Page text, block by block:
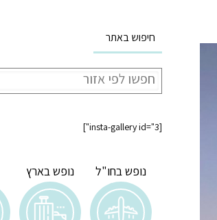
חיפוש באתר
[insta-gallery id="3"]
נופש בחו"ל נופש בארץ